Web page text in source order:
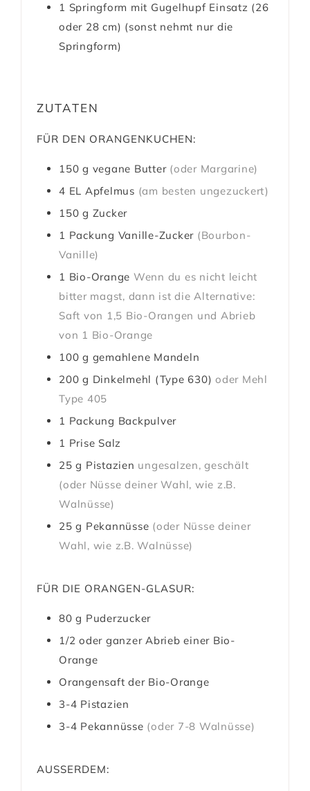
1 Springform mit Gugelhupf Einsatz (26
oder 28 cm) (sonst nehmt nur die
Springform)
ZUTATEN
FÜR DEN ORANGENKUCHEN:
150 g vegane Butter (oder Margarine)
4 EL Apfelmus (am besten ungezuckert)
150 g Zucker
1 Packung Vanille-Zucker (Bourbon-
Vanille)
1 Bio-Orange Wenn du es nicht leicht
bitter magst, dann ist die Alternative:
Saft von 1,5 Bio-Orangen und Abrieb
von 1 Bio-Orange
100 g gemahlene Mandeln
200 g Dinkelmehl (Type 630) oder Mehl
Type 405
1 Packung Backpulver
1 Prise Salz
25 g Pistazien ungesalzen, geschält
(oder Nüsse deiner Wahl, wie z.B.
Walnüsse)
25 g Pekannüsse (oder Nüsse deiner
Wahl, wie z.B. Walnüsse)
FÜR DIE ORANGEN-GLASUR:
80 g Puderzucker
1/2 oder ganzer Abrieb einer Bio-
Orange
Orangensaft der Bio-Orange
3-4 Pistazien
3-4 Pekannüsse (oder 7-8 Walnüsse)
AUSSERDEM: